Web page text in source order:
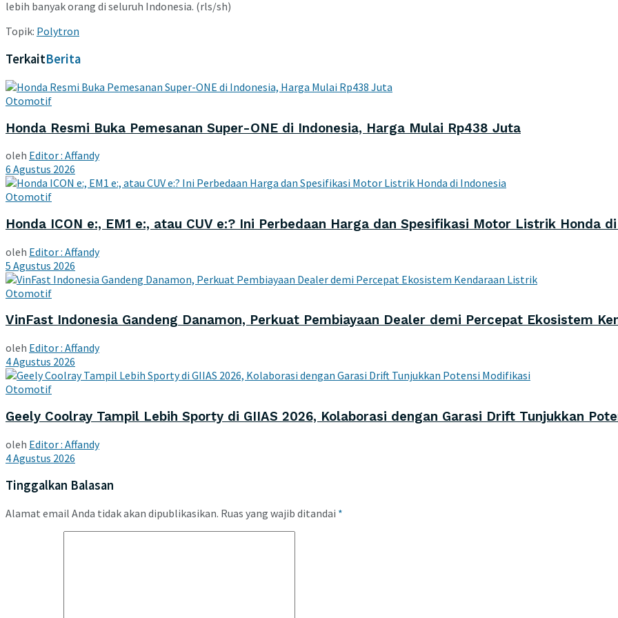
lebih banyak orang di seluruh Indonesia. (rls/sh)
Topik: Polytron
TerkaitBerita
Otomotif
Honda Resmi Buka Pemesanan Super-ONE di Indonesia, Harga Mulai Rp438 Juta
oleh Editor : Affandy
6 Agustus 2026
Otomotif
Honda ICON e:, EM1 e:, atau CUV e:? Ini Perbedaan Harga dan Spesifikasi Motor Listrik Honda
oleh Editor : Affandy
5 Agustus 2026
Otomotif
VinFast Indonesia Gandeng Danamon, Perkuat Pembiayaan Dealer demi Percepat Ekosistem
oleh Editor : Affandy
4 Agustus 2026
Otomotif
Geely Coolray Tampil Lebih Sporty di GIIAS 2026, Kolaborasi dengan Garasi Drift Tunjukkan
oleh Editor : Affandy
4 Agustus 2026
Tinggalkan Balasan
Alamat email Anda tidak akan dipublikasikan. Ruas yang wajib ditandai *